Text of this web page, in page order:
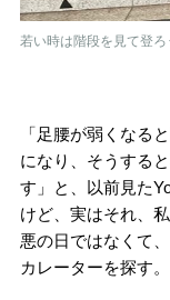
若い時は階段を見て登
「足腰が弱くなる
になり、そうする
す」と、以前見た
けど、実はそれ、
悪の日ではなくて
カレーターを探す。